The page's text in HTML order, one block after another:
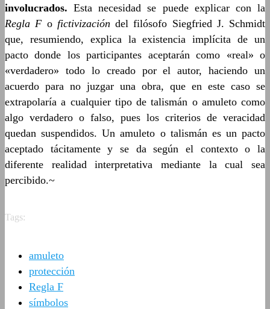
involucrados. Esta necesidad se puede explicar con la
Regla F o fictivización del filósofo Siegfried J. Schmidt
que, resumiendo, explica la existencia implícita de un
pacto donde los participantes aceptarán como «real» o
«verdadero» todo lo creado por el autor, haciendo un
acuerdo para no juzgar una obra, que en este caso se
extrapolaría a cualquier tipo de talismán o amuleto como
algo verdadero o falso, pues los criterios de veracidad
quedan suspendidos. Un amuleto o talismán es un pacto
aceptado tácitamente y se da según el contexto o la
diferente realidad interpretativa mediante la cual sea
percibido.~
Tags:
amuleto
protección
Regla F
símbolos